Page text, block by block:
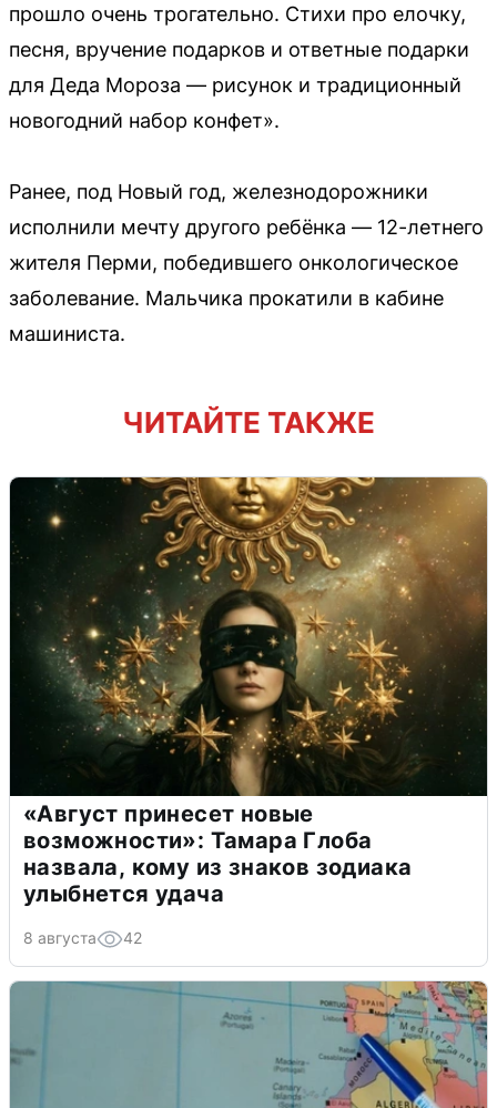
прошло очень трогательно. Стихи про елочку,
песня, вручение подарков и ответные подарки
для Деда Мороза — рисунок и традиционный
новогодний набор конфет».
Ранее, под Новый год, железнодорожники
исполнили мечту другого ребёнка — 12-летнего
жителя Перми, победившего онкологическое
заболевание. Мальчика прокатили в кабине
машиниста.
ЧИТАЙТЕ ТАКЖЕ
«Август принесет новые
возможности»: Тамара Глоба
назвала, кому из знаков зодиака
улыбнется удача
8 августа 42